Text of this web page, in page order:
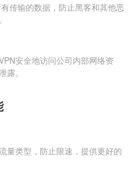
传输的数据，防止黑客和其他恶
安全地访问公司内部网络资
露。
量类型，防止限速，提供更好的